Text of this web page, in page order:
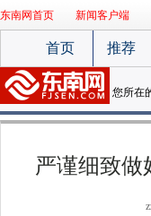
东南网首页 新闻客户端
首页 推荐
您所在
严谨细致